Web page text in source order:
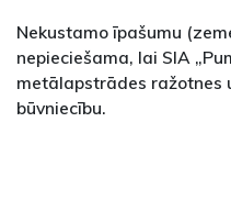
Nekustamo īpašumu
nepieciešama, lai SIA
metālapstrādes ražotnes
būvniecību.